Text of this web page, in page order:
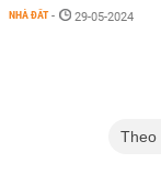
NHÀ ĐẤT - 29-05-2024
Theo